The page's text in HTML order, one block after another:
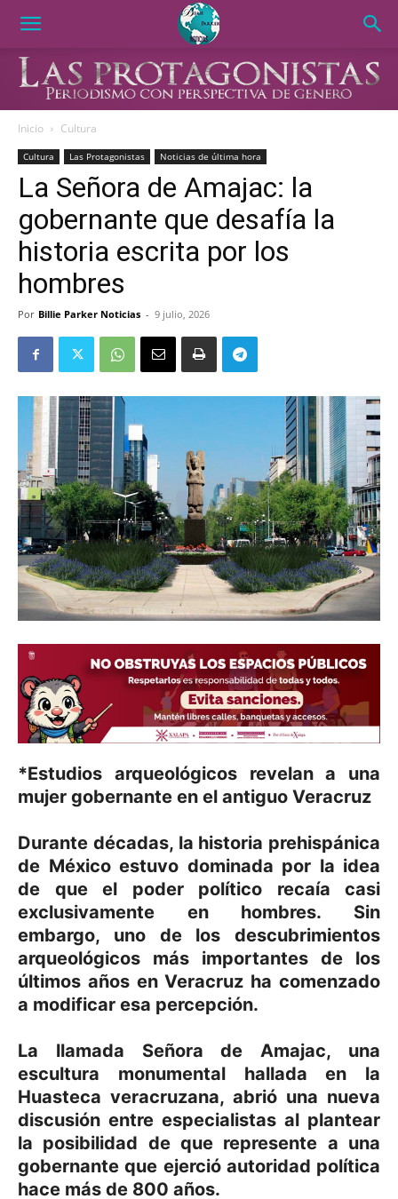
Inicio Cultura
Cultura Las Protagonistas Noticias de última hora
La Señora de Amajac: la
gobernante que desafía la
historia escrita por los
hombres
Por Billie Parker Noticias - 9 julio, 2026
*Estudios arqueológicos revelan a una
mujer gobernante en el antiguo Veracruz
Durante décadas, la historia prehispánica
de México estuvo dominada por la idea
de que el poder político recaía casi
exclusivamente en hombres. Sin
embargo, uno de los descubrimientos
arqueológicos más importantes de los
últimos años en Veracruz ha comenzado
a modificar esa percepción.
La llamada Señora de Amajac, una
escultura monumental hallada en la
Huasteca veracruzana, abrió una nueva
discusión entre especialistas al plantear
la posibilidad de que represente a una
gobernante que ejerció autoridad política
hace más de 800 años.